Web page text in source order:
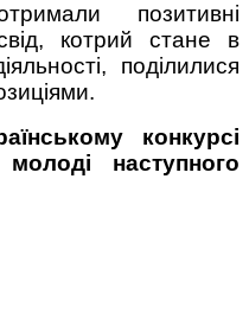
позитивні
котрий стане в
поділилися
конкурсі
наступного